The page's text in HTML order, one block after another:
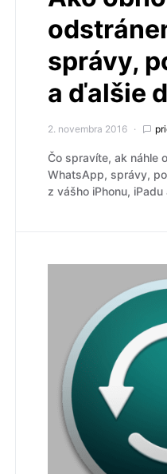
správy,
a ďalšie
2. novembra 2016
Čo spravíte, ak náhle
WhatsApp, správy,
z vášho iPhonu,